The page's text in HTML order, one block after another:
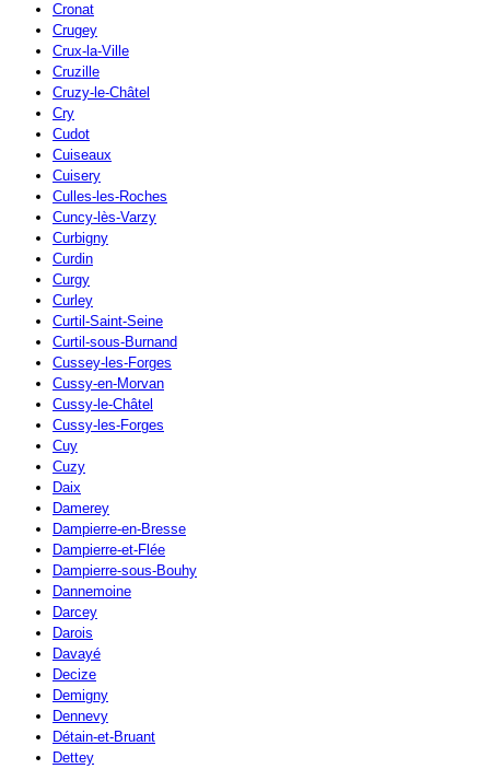
Cronat
Crugey
Crux-la-Ville
Cruzille
Cruzy-le-Châtel
Cry
Cudot
Cuiseaux
Cuisery
Culles-les-Roches
Cuncy-lès-Varzy
Curbigny
Curdin
Curgy
Curley
Curtil-Saint-Seine
Curtil-sous-Burnand
Cussey-les-Forges
Cussy-en-Morvan
Cussy-le-Châtel
Cussy-les-Forges
Cuy
Cuzy
Daix
Damerey
Dampierre-en-Bresse
Dampierre-et-Flée
Dampierre-sous-Bouhy
Dannemoine
Darcey
Darois
Davayé
Decize
Demigny
Dennevy
Détain-et-Bruant
Dettey